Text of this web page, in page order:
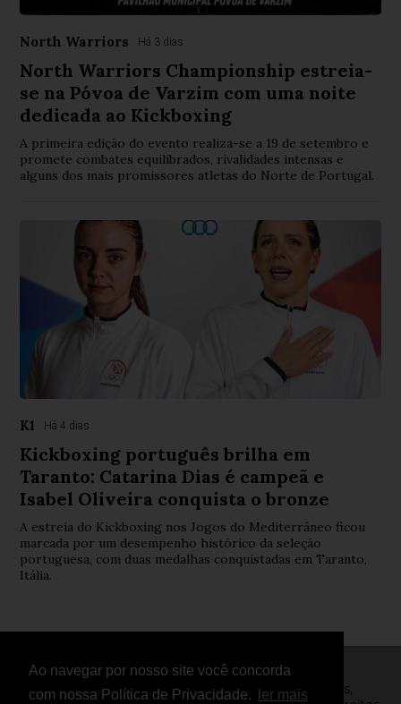
Ao navegar por nosso site você concorda
com nossa Política de Privacidade.
ler mais
North Warriors Há 3 dias
North Warriors Championship estreia-
se na Póvoa de Varzim com uma noite
dedicada ao Kickboxing
A primeira edição do evento realiza-se a 19 de setembro e
promete combates equilibrados, rivalidades intensas e
alguns dos mais promissores atletas do Norte de Portugal.
K1 Há 4 dias
Kickboxing português brilha em
Taranto: Catarina Dias é campeã e
Isabel Oliveira conquista o bronze
A estreia do Kickboxing nos Jogos do Mediterrâneo ficou
marcada por um desempenho histórico da seleção
portuguesa, com duas medalhas conquistadas em Taranto,
Itália.
© Copyright 2026 - FightNews - Atletas, Equipas,